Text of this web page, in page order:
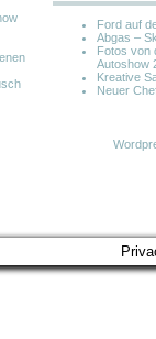
Ford auf
Abgas –
Fotos von
Autoshow
Kreative
Neuer